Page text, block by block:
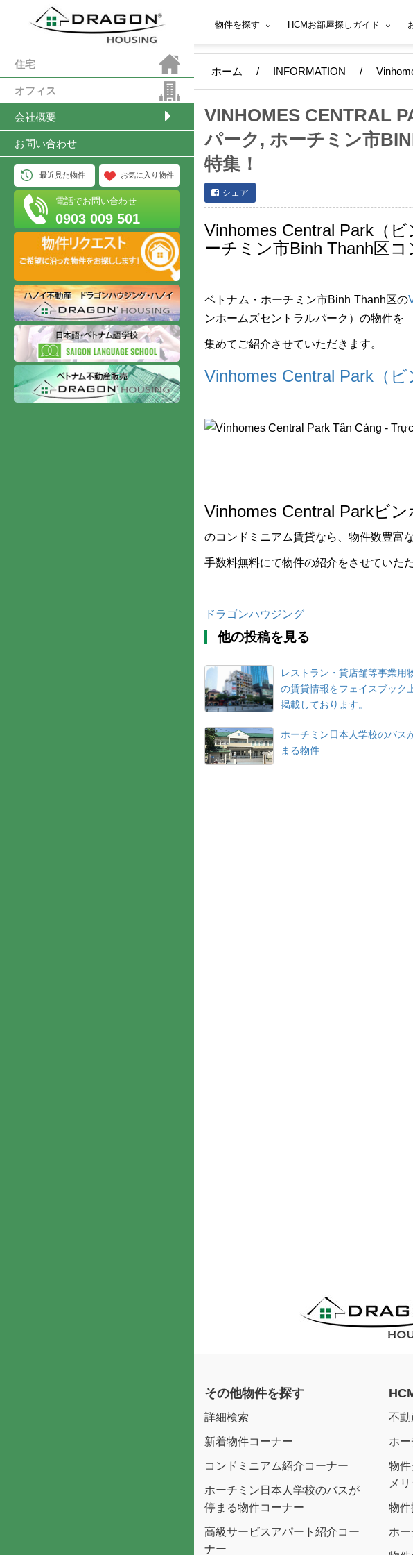
住宅
オフィス
会社概要
お問い合わせ
最近見た物件 お気に入り物件
電話でお問い合わせ
0903 009 501
物件を探す HCMお部屋探しガイド
ホーム / INFORMATION /
VINHOMES CENTRAL
パーク, ホーチミン市
特集！
シェア
Vinhomes Central Park（
ーチミン市Binh Thanh区
ベトナム・ホーチミン市Binh Thanh区の
ンホームズセントラルパーク）の物件を
集めてご紹介させていただきます。
Vinhomes Central Park（
Vinhomes Central Parkビ
のコンドミニアム賃貸なら、物件数豊富
手数料無料にて物件の紹介をさせていただ
ドラゴンハウジング
他の投稿を見る
レストラン・貸店舗等事業用
の賃貸情報をフェイスブック
掲載しております。
ホーチミン日本人学校のバス
まる物件
その他物件を探す
詳細検索
新着物件コーナー
コンドミニアム紹介コーナー
ホーチミン日本人学校のバスが
停まる物件コーナー
高級サービスアパート紹介コー
ナー
不
ホ
物
メリ
物件
ホ